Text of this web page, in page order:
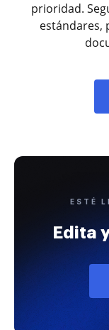
prioridad.
estándares,
ESTÉ
Edita